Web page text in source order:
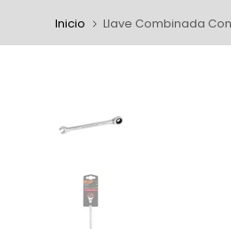
Inicio Llave Combinada